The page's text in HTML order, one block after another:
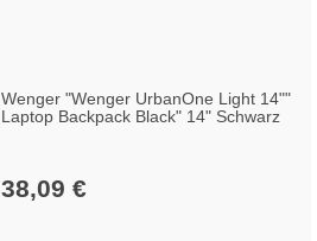
Wenger "Wenger UrbanOne Light 14""
Laptop Backpack Black" 14" Schwarz
38,09 €